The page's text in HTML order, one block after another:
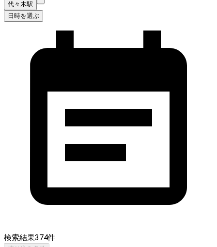
代々木駅
日時を選ぶ
検索結果374件